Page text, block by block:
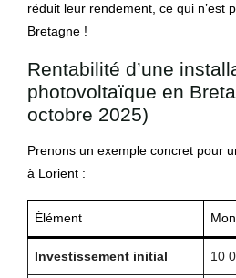
réduit leur rendement, ce qui n’est
Bretagne !
Rentabilité d’une
photovoltaïque en
octobre 2025)
Prenons un exemple concret pour
à Lorient :
Élément
Investissement initial 10